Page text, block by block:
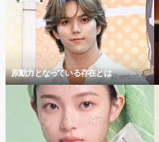
原動力となっている存在とは